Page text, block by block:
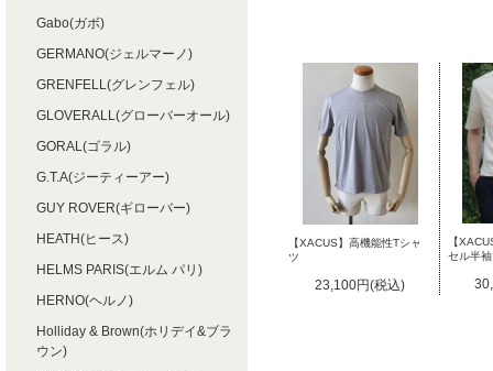
【XACUS】高機能性Tシャ
ツ
23,100円(税込)
【
セル半
Gabo(ガボ)
GERMANO(ジェルマーノ)
GRENFELL(グレンフェル)
GLOVERALL(グローバーオール)
GORAL(ゴラル)
G.T.A(ジーティーアー)
GUY ROVER(ギローバー)
HEATH(ヒース)
HELMS PARIS(エルム パリ)
HERNO(ヘルノ)
Holliday & Brown(ホリデイ&ブラ
ウン)